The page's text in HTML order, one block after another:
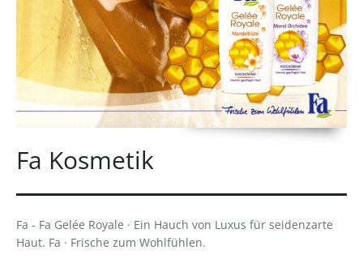
Fa Kosmetik
Fa - Fa Gelée Royale · Ein Hauch von Luxus für seidenzarte
Haut. Fa · Frische zum Wohlfühlen.